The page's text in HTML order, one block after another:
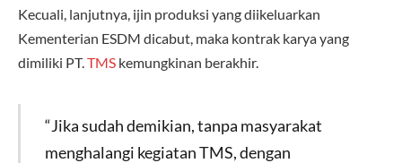
Kecuali, lanjutnya, ijin produksi yang diikeluarkan
Kementerian ESDM dicabut, maka kontrak karya yang
dimiliki PT.TMS kemungkinan berakhir.
“Jika sudah demikian, tanpa masyarakat
menghalangi kegiatan TMS, dengan